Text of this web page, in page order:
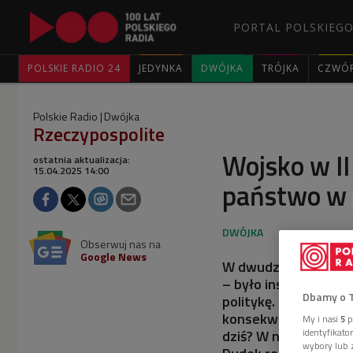
PORTAL
POLSKIE RADIO 24 JEDYNKA DWÓJKA TRÓJKA
Polskie Radio Dwójka
Rzeczypospolite
Wojsko w
państwo
ostatnia aktualizacja:
15.04.2025 14:00
Obserwuj nas na
Google News
W dwudziestoleciu
– było instytucją
politykę. Dlaczego
konsekwencje
dziś? W
Dbamy o
My i nasi 5
wybory lub